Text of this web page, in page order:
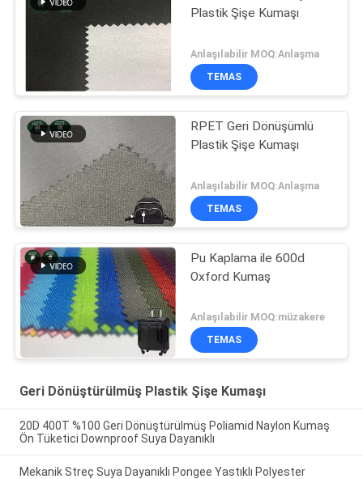
Plastik Şişe Kumaşı
Anlaşılabilir MOQ:Anlaşma
TEMAS
RPET Geri Dönüşümlü
Plastik Şişe Kumaşı
Anlaşılabilir MOQ:Anlaşma
TEMAS
Pu Kaplama ile 600d
Oxford Kumaş
Anlaşılabilir MOQ:müzakere
TEMAS
Geri Dönüştürülmüş Plastik Şişe Kumaşı
20D 400T %100 Geri Dönüştürülmüş Poliamid Naylon Kumaş
Ön Tüketici Downproof Suya Dayanıklı
Mekanik Streç Suya Dayanıklı Pongee Yastıklı Polyester